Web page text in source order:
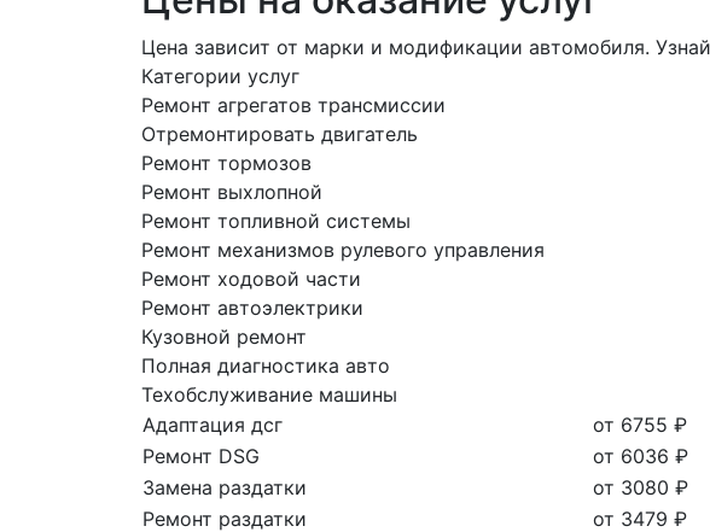
Цена зависит от марки и модификации автомобиля.
Категории услуг
Ремонт агрегатов трансмиссии
Отремонтировать двигатель
Ремонт тормозов
Ремонт выхлопной
Ремонт топливной системы
Ремонт механизмов рулевого управления
Ремонт ходовой части
Ремонт автоэлектрики
Кузовной ремонт
Полная диагностика авто
Техобслуживание машины
Адаптация дсг
от 6755 ₽
Ремонт DSG
от 6036 ₽
Замена раздатки
от 3080 ₽
Ремонт раздатки
от 3479 ₽